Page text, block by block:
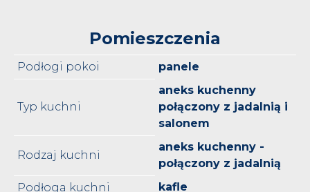
Pomieszczenia
Podłogi pokoi panele
Typ kuchni
aneks kuchenny
połączony z jadalnią i
salonem
Rodzaj kuchni
aneks kuchenny -
połączony z jadalnią
Podłoga kuchni
kafle